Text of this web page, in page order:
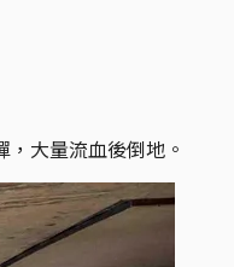
大量流血後倒地。